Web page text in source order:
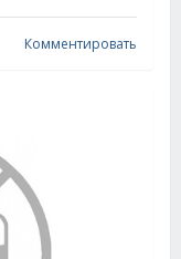
Комментировать